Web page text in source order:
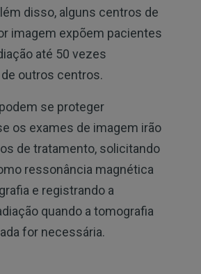
disso, alguns centros de
imagem expõem pacientes
até 50 vezes
outros centros.
se proteger
os exames de imagem irão
de tratamento, solicitando
ressonância magnética
e registrando a
quando a tomografia
for necessária.